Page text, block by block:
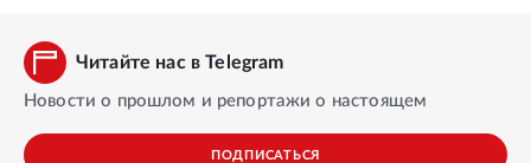
Читайте нас в Telegram
Новости о прошлом и репортажи о настоящем
ПОДПИСАТЬСЯ